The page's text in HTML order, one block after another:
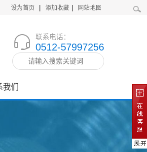
设为首页 | 添加收藏 | 网站地图
联系电话：
0512-57997256
们